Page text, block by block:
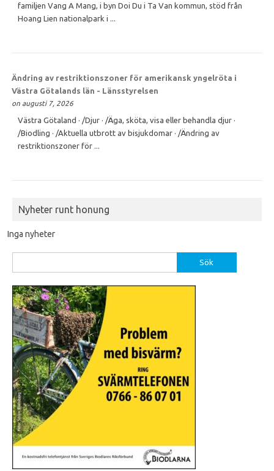
familjen Vang A Mang, i byn Doi Du i Ta Van kommun, stöd från
Hoang Lien nationalpark i ...
Ändring av restriktionszoner för amerikansk yngelröta i
Västra Götalands län - Länsstyrelsen
on augusti 7, 2026
Västra Götaland · /Djur · /Äga, sköta, visa eller behandla djur ·
/Biodling · /Aktuella utbrott av bisjukdomar · /Ändring av
restriktionszoner för ...
Nyheter runt honung
Inga nyheter
efter: